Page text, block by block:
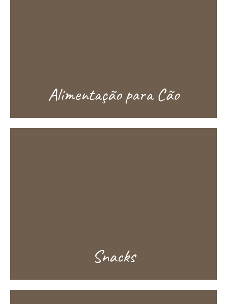
Alimentação para Cão
Snacks